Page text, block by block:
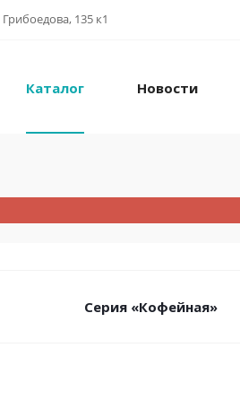
135 к1
Каталог Новости
Серия «Кофейная»